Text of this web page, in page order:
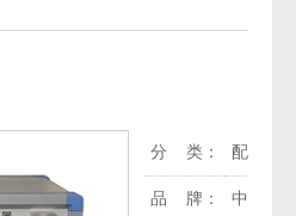
分 类： 配气仪
品 牌： 中科环